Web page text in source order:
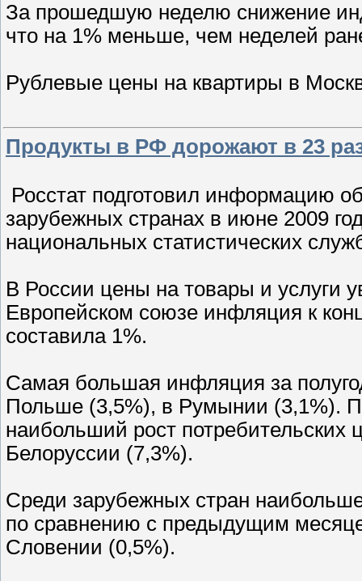
За прошедшую неделю снижение
что на 1% меньше, чем неделей
Рублевые цены на квартиры в
Продукты в РФ дорожают в 23
Росстат подготовил информацию
зарубежных странах в июне 2009
национальных статистических
В России цены на товары и услуги
Европейском союзе инфляция к
составила 1%.
Самая большая инфляция за
Польше (3,5%), в Румынии (3,1%).
наибольший рост потребительских
Белоруссии (7,3%).
Среди зарубежных стран
по сравнению с предыдущим
Словении (0,5%).